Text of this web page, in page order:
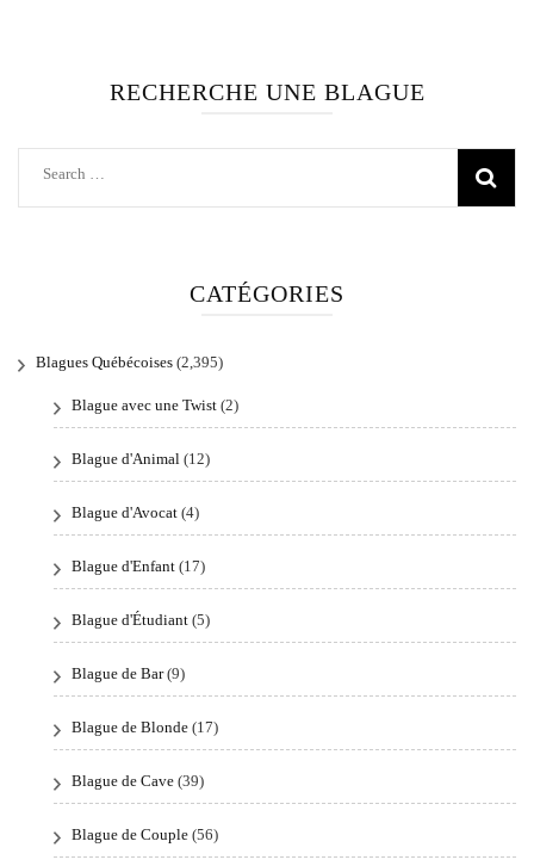
RECHERCHE UNE BLAGUE
Search
CATÉGORIES
Blagues Québécoises (2,395)
Blague avec une Twist (2)
Blague d'Animal (12)
Blague d'Avocat (4)
Blague d'Enfant (17)
Blague d'Étudiant (5)
Blague de Bar(9)
Blague de Blonde (17)
Blague de Cave (39)
Blague de Couple (56)